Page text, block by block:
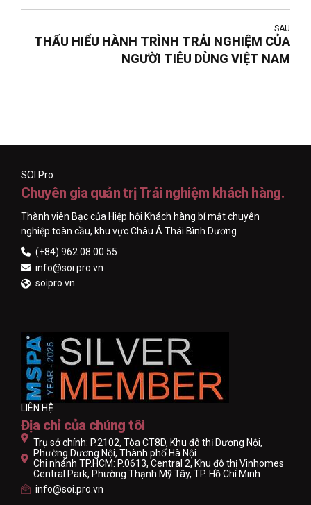
SAU
THẤU HIỂU HÀNH TRÌNH TRẢI NGHIỆM CỦA
NGƯỜI TIÊU DÙNG VIỆT NAM
SOI.Pro
Chuyên gia quản trị Trải nghiệm khách hàng.
Thành viên Bạc của Hiệp hội Khách hàng bí mật chuyên
nghiệp toàn cầu, khu vực Châu Á Thái Bình Dương
(+84) 962 08 00 55
info@soi.pro.vn
soipro.vn
LIÊN HỆ
Địa chỉ của chúng tôi
Trụ sở chính: P.2102, Tòa CT8D, Khu đô thị Dương Nội,
Phường Dương Nội, Thành phố Hà Nội
Chi nhánh TP.HCM: P.0613, Central 2, Khu đô thị Vinhomes
Central Park, Phường Thạnh Mỹ Tây, TP. Hồ Chí Minh
info@soi.pro.vn